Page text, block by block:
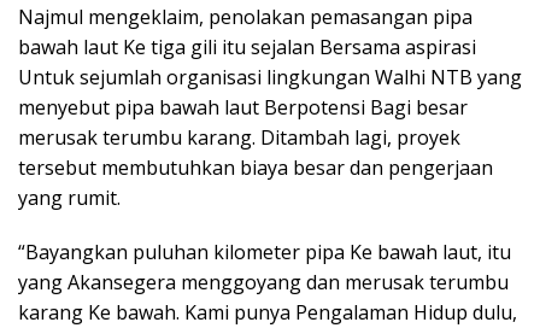
Najmul mengeklaim, penolakan pemasangan pipa
bawah laut Ke tiga gili itu sejalan Bersama aspirasi
Untuk sejumlah organisasi lingkungan Walhi NTB yang
menyebut pipa bawah laut Berpotensi Bagi besar
merusak terumbu karang. Ditambah lagi, proyek
tersebut membutuhkan biaya besar dan pengerjaan
yang rumit.
“Bayangkan puluhan kilometer pipa Ke bawah laut, itu
yang Akansegera menggoyang dan merusak terumbu
karang Ke bawah. Kami punya Pengalaman Hidup dulu,